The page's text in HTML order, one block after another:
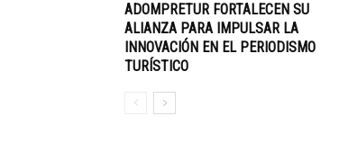
ADOMPRETUR FORTALECEN SU
ALIANZA PARA IMPULSAR LA
INNOVACIÓN EN EL PERIODISMO
TURÍSTICO